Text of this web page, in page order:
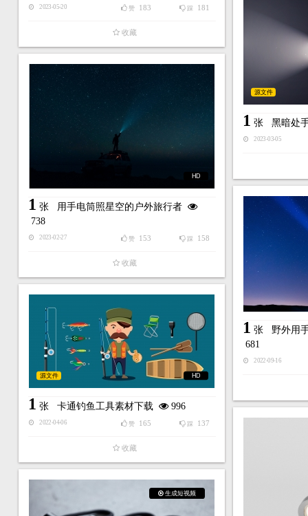
2023-05-20 踩 181
赞 183
收藏
源文件
1 张 黑暗处
2023-03-05
HD
1 张 用手电筒照星空的户外旅行者
738
2023-02-27 踩 158
赞 153
收藏
1 张 野外用
681
2022-09-16
HD
源文件
1 张 卡通钓鱼工具素材下载 996
2022-04-06 踩 137
赞 165
收藏
生成短视频